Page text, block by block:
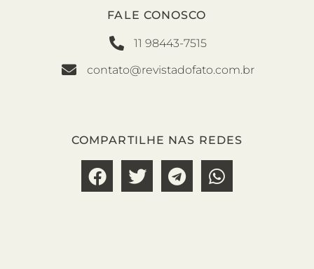
FALE CONOSCO
11 98443-7515
contato@revistadofato.com.br
COMPARTILHE NAS REDES